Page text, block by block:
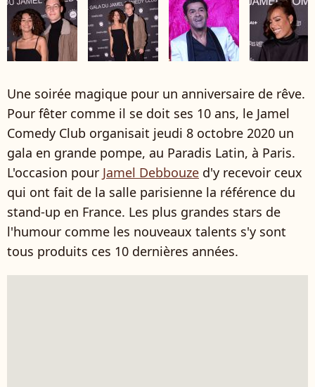
Une soirée magique pour un anniversaire de rêve.
Pour fêter comme il se doit ses 10 ans, le Jamel
Comedy Club organisait jeudi 8 octobre 2020 un
gala en grande pompe, au Paradis Latin, à Paris.
L'occasion pour Jamel Debbouze d'y recevoir ceux
qui ont fait de la salle parisienne la référence du
stand-up en France. Les plus grandes stars de
l'humour comme les nouveaux talents s'y sont
tous produits ces 10 dernières années.